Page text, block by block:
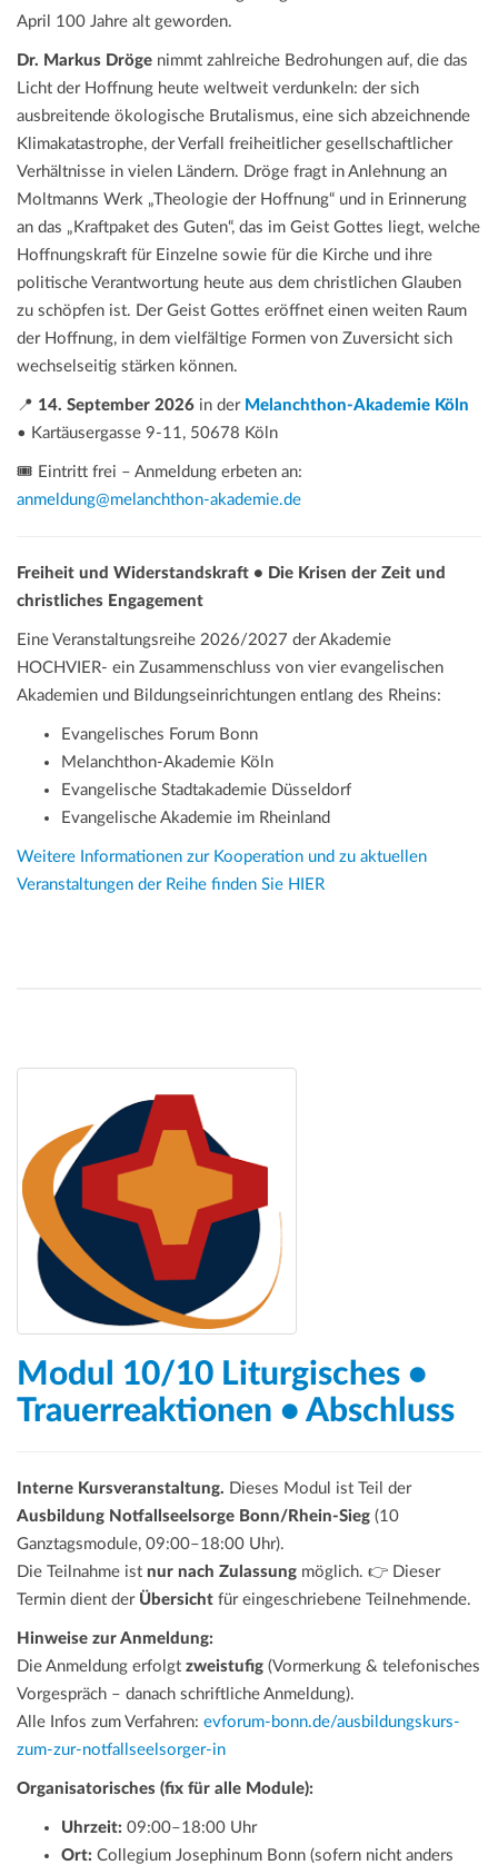
April 100 Jahre alt geworden.
Dr. Markus Dröge nimmt zahlreiche Bedrohungen auf, die das
Licht der Hoffnung heute weltweit verdunkeln: der sich
ausbreitende ökologische Brutalismus, eine sich abzeichnende
Klimakatastrophe, der Verfall freiheitlicher gesellschaftlicher
Verhältnisse in vielen Ländern. Dröge fragt in Anlehnung an
Moltmanns Werk „Theologie der Hoffnung“ und in Erinnerung
an das „Kraftpaket des Guten“, das im Geist Gottes liegt, welche
Hoffnungskraft für Einzelne sowie für die Kirche und ihre
politische Verantwortung heute aus dem christlichen Glauben
zu schöpfen ist. Der Geist Gottes eröffnet einen weiten Raum
der Hoffnung, in dem vielfältige Formen von Zuversicht sich
wechselseitig stärken können.
📍 14. September 2026 in der Melanchthon-Akademie Köln
• Kartäusergasse 9-11, 50678 Köln
🎟️ Eintritt frei – Anmeldung erbeten an:
anmeldung@melanchthon-akademie.de
Freiheit und Widerstandskraft • Die Krisen der Zeit und
christliches Engagement
Eine Veranstaltungsreihe 2026/2027 der Akademie
HOCHVIER- ein Zusammenschluss von vier evangelischen
Akademien und Bildungseinrichtungen entlang des Rheins:
Evangelisches Forum Bonn
Melanchthon-Akademie Köln
Evangelische Stadtakademie Düsseldorf
Evangelische Akademie im Rheinland
Weitere Informationen zur Kooperation und zu aktuellen
Veranstaltungen der Reihe finden Sie HIER
Modul 10/10 Liturgisches •
Trauerreaktionen • Abschluss
Interne Kursveranstaltung. Dieses Modul ist Teil der
Ausbildung Notfallseelsorge Bonn/Rhein-Sieg (10
Ganztagsmodule, 09:00–18:00 Uhr).
Die Teilnahme ist nur nach Zulassung möglich. 👉 Dieser
Termin dient der Übersicht für eingeschriebene Teilnehmende.
Hinweise zur Anmeldung:
Die Anmeldung erfolgt zweistufig (Vormerkung & telefonisches
Vorgespräch – danach schriftliche Anmeldung).
Alle Infos zum Verfahren: evforum-bonn.de/ausbildungskurs-
zum-zur-notfallseelsorger-in
Organisatorisches (fix für alle Module):
Uhrzeit: 09:00–18:00 Uhr
Ort: Collegium Josephinum Bonn (sofern nicht anders